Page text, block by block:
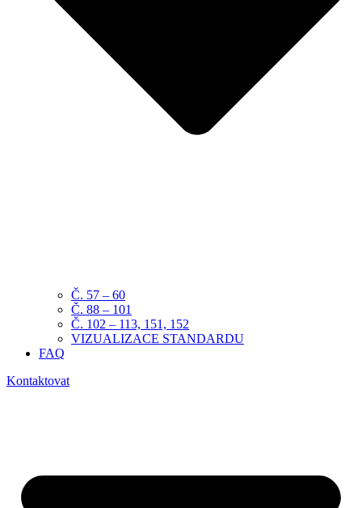
Č. 57 – 60
Č. 88 – 101
Č. 102 – 113, 151, 152
VIZUALIZACE STANDARDU
FAQ
Kontaktovat